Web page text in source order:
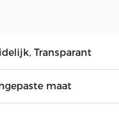
Transparant
maat